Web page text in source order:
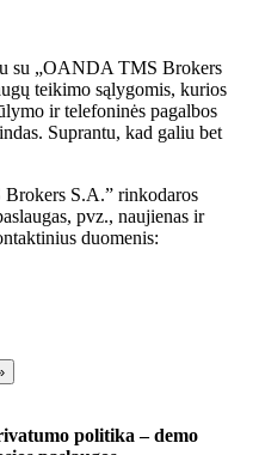
su „OANDA TMS Brokers
teikimo sąlygomis, kurios
ir telefoninės pagalbos
Suprantu, kad galiu bet
S.A.” rinkodaros
pvz., naujienas ir
duomenis:
politika – demo